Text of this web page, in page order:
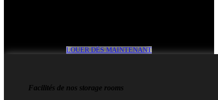
LOUER DÈS MAINTENANT
Facilités de nos storage rooms